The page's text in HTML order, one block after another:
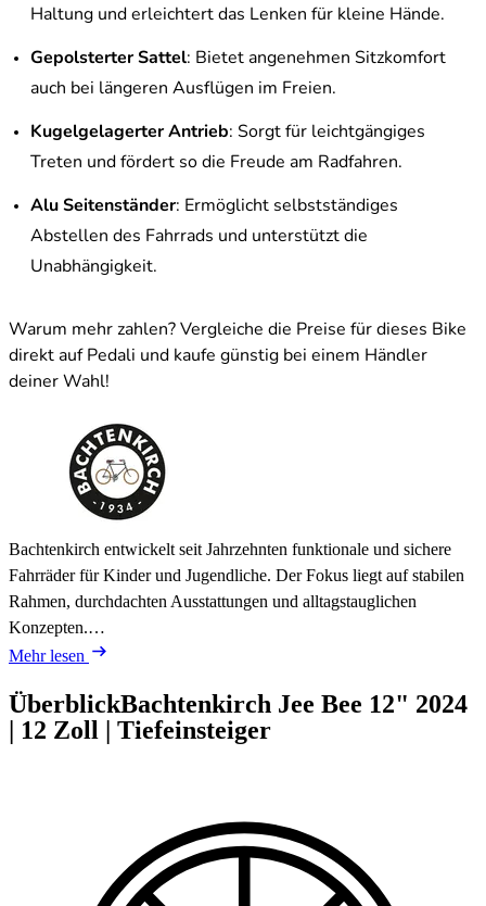
Haltung und erleichtert das Lenken für kleine Hände.
Gepolsterter Sattel: Bietet angenehmen Sitzkomfort
auch bei längeren Ausflügen im Freien.
Kugelgelagerter Antrieb: Sorgt für leichtgängiges
Treten und fördert so die Freude am Radfahren.
Alu Seitenständer: Ermöglicht selbstständiges
Abstellen des Fahrrads und unterstützt die
Unabhängigkeit.
Warum mehr zahlen? Vergleiche die Preise für dieses Bike
direkt auf Pedali und kaufe günstig bei einem Händler
deiner Wahl!
Bachtenkirch entwickelt seit Jahrzehnten funktionale und sichere
Fahrräder für Kinder und Jugendliche. Der Fokus liegt auf stabilen
Rahmen, durchdachten Ausstattungen und alltagstauglichen
Konzepten.…
Mehr lesen
ÜberblickBachtenkirch Jee Bee 12" 2024
| 12 Zoll | Tiefeinsteiger